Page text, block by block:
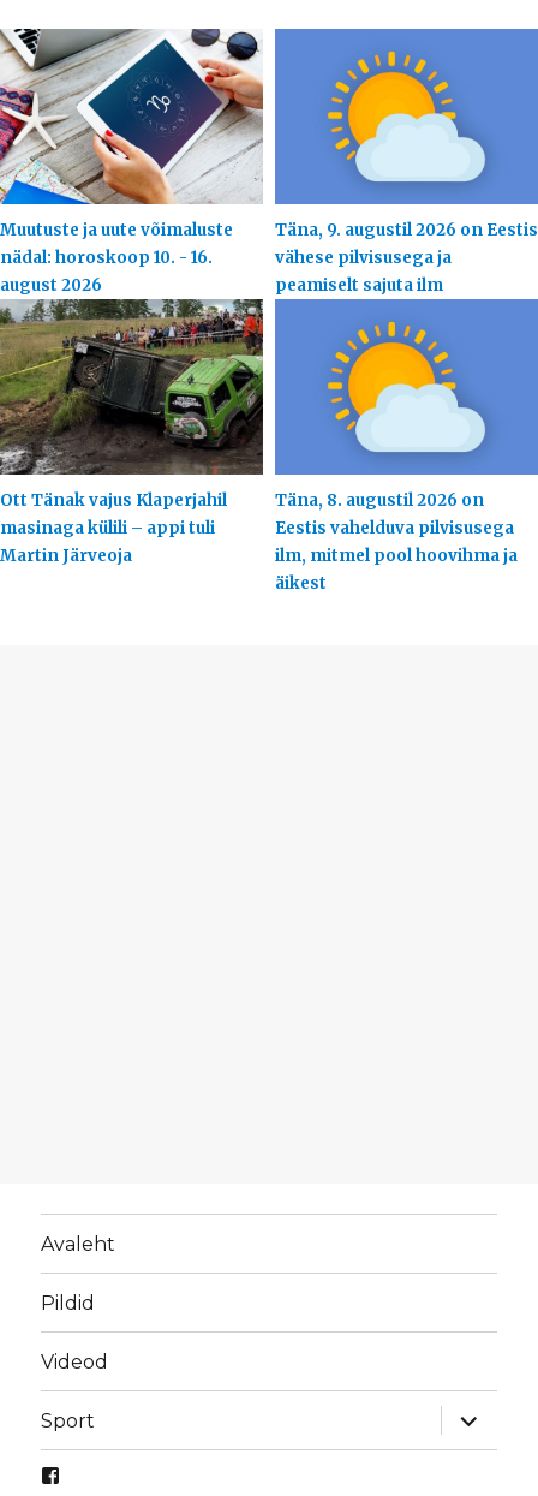
Muutuste ja uute võimaluste
nädal: horoskoop 10. - 16.
august 2026
Täna, 9. augustil 2026 on Eestis
vähese pilvisusega ja
peamiselt sajuta ilm
Ott Tänak vajus Klaperjahil
masinaga külili – appi tuli
Martin Järveoja
Täna, 8. augustil 2026 on
Eestis vahelduva pilvisusega
ilm, mitmel pool hoovihma ja
äikest
Avaleht
Pildid
Videod
Sport
laienda